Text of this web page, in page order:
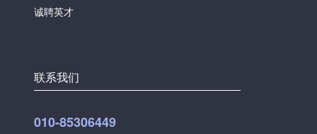
诚聘英才
联系我们
010-85306449